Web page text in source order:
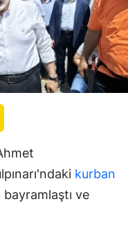
kurban
ve